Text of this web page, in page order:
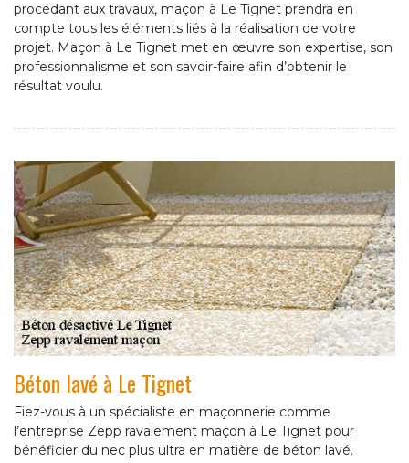
procédant aux travaux, maçon à Le Tignet prendra en
compte tous les éléments liés à la réalisation de votre
projet. Maçon à Le Tignet met en œuvre son expertise, son
professionnalisme et son savoir-faire afin d’obtenir le
résultat voulu.
Béton lavé à Le Tignet
Fiez-vous à un spécialiste en maçonnerie comme
l’entreprise Zepp ravalement maçon à Le Tignet pour
bénéficier du nec plus ultra en matière de béton lavé.